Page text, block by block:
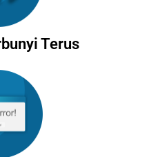
Terus